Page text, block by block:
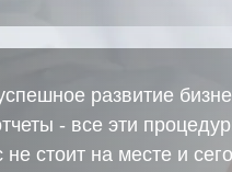
развитие
- все эти
не стоит на месте и